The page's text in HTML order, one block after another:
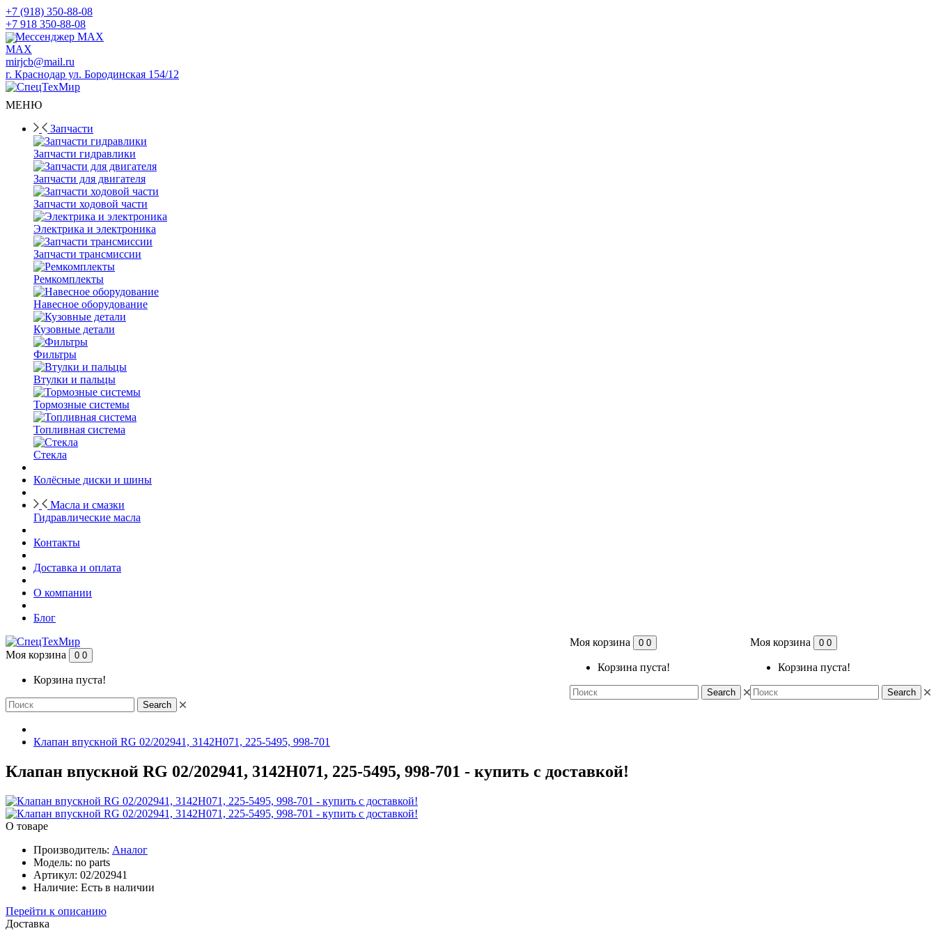
+7 (918) 350-88-08
+7 918 350-88-08
Мессенджер MAX
mirjcb@mail.ru
г. Краснодар ул. Бородинская 154/12
МЕНЮ
Запчасти
Запчасти гидравлики
Запчасти для двигателя
Запчасти ходовой части
Электрика и электроника
Запчасти трансмиссии
Ремкомплекты
Навесное оборудование
Кузовные детали
Фильтры
Втулки и пальцы
Тормозные системы
Топливная система
Стекла
Колёсные диски и шины
Масла и смазки
Гидравлические масла
Контакты
Доставка и оплата
О компании
Блог
Моя корзина 0 0
Корзина пуста!
Search
Моя корзина 0 0
Корзина пуста!
Search
Моя корзина 0 0
Корзина пуста!
Search
Клапан впускной RG 02/202941, 3142H071, 225-5495, 998-701
Клапан впускной RG 02/202941, 3142H071, 225-5495, 998-701 - купить с доставкой!
О товаре
Производитель: Аналог
Модель: no parts
Артикул: 02/202941
Наличие: Есть в наличии
Перейти к описанию
Доставка